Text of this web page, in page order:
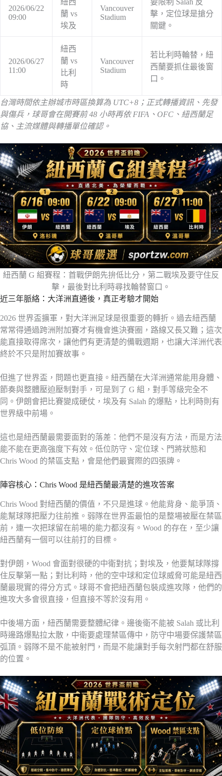
2026/06/22
09:00
紐西
蘭 vs
埃及
Vancouver
Stadium
要限制 Salah 反
擊，定位球是搶分
關鍵。
2026/06/27
11:00
紐西
蘭 vs
比利
時
Vancouver
Stadium
若比利時輪替，紐
西蘭要抓住最後窗
口。
台灣時間依主辦城市時區換算為 UTC+8；正式轉播資訊、先發
與傷兵，球哥會在開賽前 48 小時再依 FIFA、OFC、紐西蘭足
協、主流媒體與轉播單位確認。
紐西蘭 G 組賽程：首戰伊朗先拚低比分，第二戰埃及要守住反
擊，最後對比利時尋找輪替窗口。
近三年脈絡：大洋洲直通後，真正考驗才開始
2026 世界盃擴軍，對大洋洲足球是很重要的轉折。過去紐西蘭
常常得通過跨洲附加賽才有機會進決賽圈，路線又長又難；這次
能直接取得席次，讓他們有更清楚的備戰週期，也讓大洋洲代表
終於不只是附加賽故事。
但進了世界盃，問題也更直接。紐西蘭在大洋洲通常能用身體、
節奏與整體壓迫壓制對手，可是到了 G 組，對手等級完全不
同。伊朗會把比賽變成硬仗，埃及有 Salah 的爆點，比利時則有
世界級中前場。
這也是紐西蘭最需要面對的落差：他們不是沒有方法，而是方法
能不能在更高強度下有效。低位防守、定位球、門將狀態和
Chris Wood 的禁區支點，會是他們最實際的四張牌。
陣容核心：Chris Wood 是紐西蘭最清楚的進攻答案
Chris Wood 對紐西蘭的價值，不只是進球。他能背身、能爭頂、
能幫球隊把壓力往前推。弱隊在世界盃最怕的是整場被壓在禁區
前，連一次把球留在前場的能力都沒有。Wood 的存在，至少讓
紐西蘭有一個可以往前打的目標。
對伊朗，Wood 會面對很硬的中衛對抗；對埃及，他要幫球隊撐
住反擊第一點；對比利時，他的空中球和定位球威脅可能是紐西
蘭最現實的得分方式。球哥不會把紐西蘭包裝成進攻隊，他們的
進攻大多會很直接，但直接不等於沒有用。
中後場方面，紐西蘭需要整體紀律。邊後衛不能被 Salah 或比利
時邊路爆點拉太散，中衛要處理禁區傳中，防守中場要保護禁區
弧頂。弱隊不是不能被射門，而是不能讓對手每次射門都在舒服
的位置。